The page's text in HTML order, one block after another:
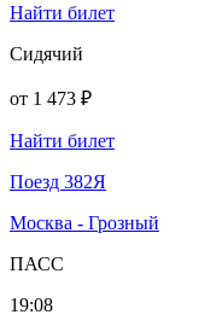
Найти билет
Сидячий
от 1 473 ₽
Найти билет
Поезд 382Я
Москва - Грозный
ПАСС
19:08